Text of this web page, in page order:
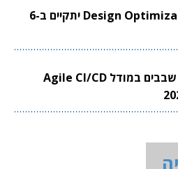
וובינר סינופסיס ל-Design Optimization יתקיים ב-6
וובינר סינופסיס לתכנון שבבים במודל Agile CI/CD